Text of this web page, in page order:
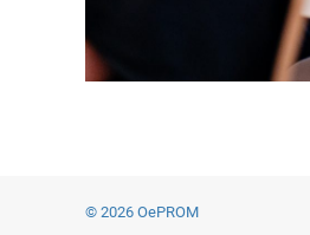
© 2026 OePROM